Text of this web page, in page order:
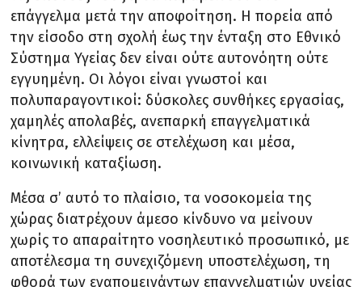
επάγγελμα μετά την αποφοίτηση. Η πορεία από
την είσοδο στη σχολή έως την ένταξη στο Εθνικό
Σύστημα Υγείας δεν είναι ούτε αυτονόητη ούτε
εγγυημένη. Οι λόγοι είναι γνωστοί και
πολυπαραγοντικοί: δύσκολες συνθήκες εργασίας,
χαμηλές απολαβές, ανεπαρκή επαγγελματικά
κίνητρα, ελλείψεις σε στελέχωση και μέσα,
κοινωνική καταξίωση.
Μέσα σ’ αυτό το πλαίσιο, τα νοσοκομεία της
χώρας διατρέχουν άμεσο κίνδυνο να μείνουν
χωρίς το απαραίτητο νοσηλευτικό προσωπικό, με
αποτέλεσμα τη συνεχιζόμενη υποστελέχωση, τη
φθορά των εναπομεινάντων επαγγελματιών υγείας